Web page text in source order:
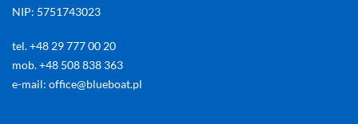
NIP: 5751743023
tel. +48 29 777 00 20
mob. +48 508 838 363
e-mail: office@blueboat.pl